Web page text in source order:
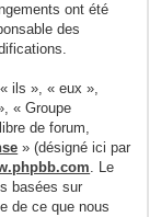
ont été
des
ils », « eux »,
« Groupe
de forum,
» (désigné ici par
. Le
basées sur
de ce que nous